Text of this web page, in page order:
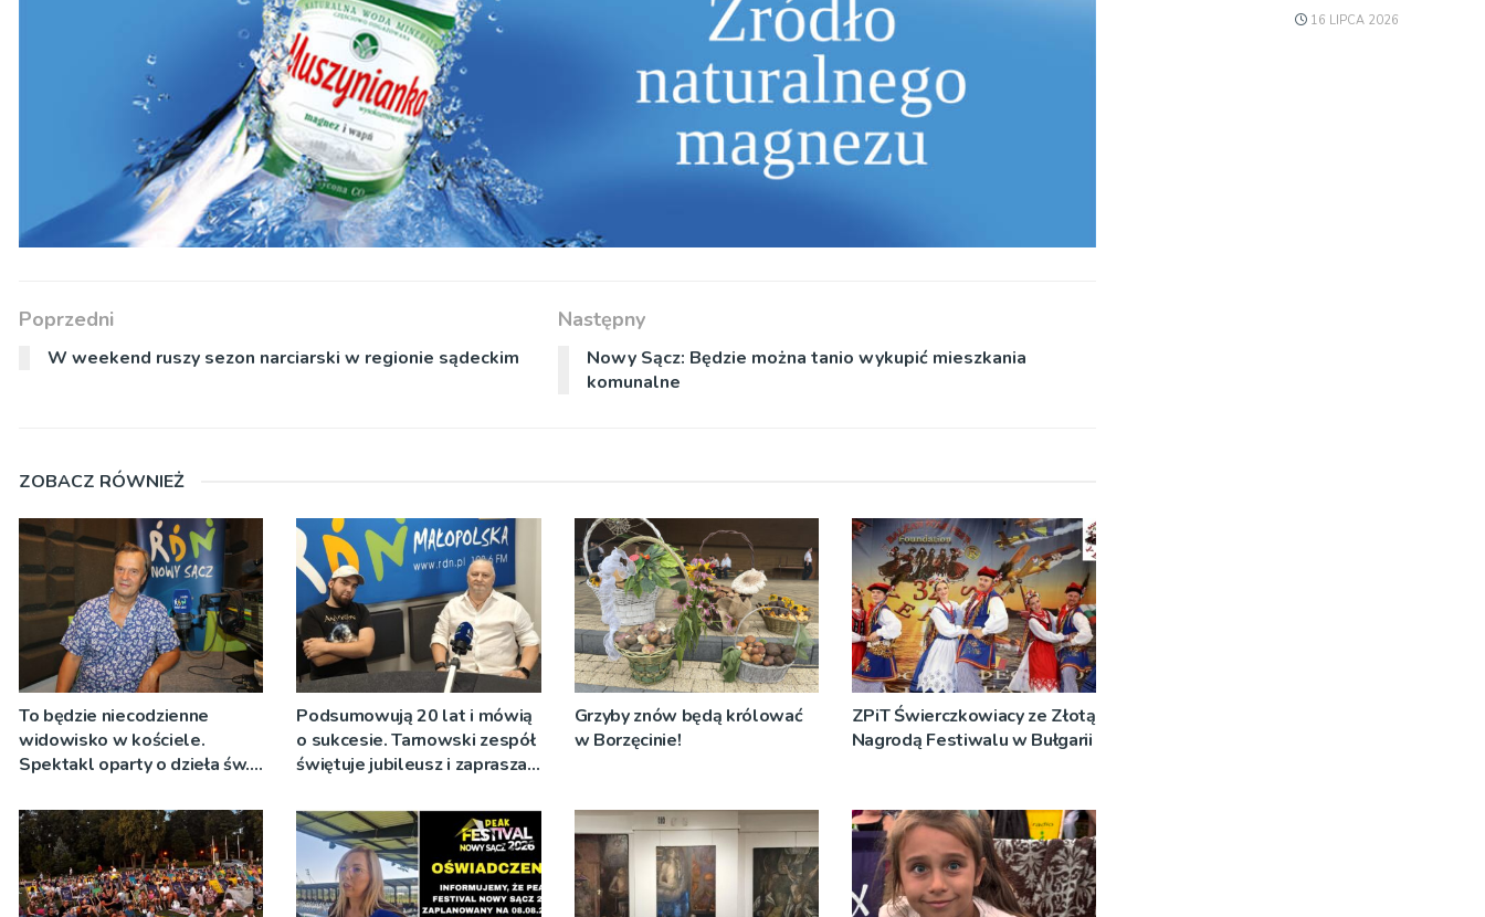
Poprzedni
W weekend ruszy sezon narciarski w regionie sądeckim
Następny
Nowy Sącz: Będzie można tanio wykupić mieszkania
komunalne
ZOBACZ RÓWNIEŻ
To będzie niecodzienne
widowisko w kościele.
Spektakl oparty o dzieła św.
Podsumowują 20 lat i mówią
o sukcesie. Tarnowski zespół
świętuje jubileusz i zaprasza
Grzyby znów będą królować
w Borzęcinie!
ZPiT Świerczkowiacy ze Złotą
Nagrodą Festiwalu w Bułgarii
16 LIPCA 2026